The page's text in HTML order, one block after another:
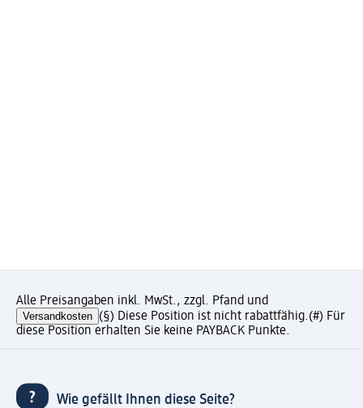
Alle Preisangaben inkl. MwSt., zzgl. Pfand und
Versandkosten (§) Diese Position ist nicht rabattfähig.(#) Für
diese Position erhalten Sie keine PAYBACK Punkte.
Wie gefällt Ihnen diese Seite?